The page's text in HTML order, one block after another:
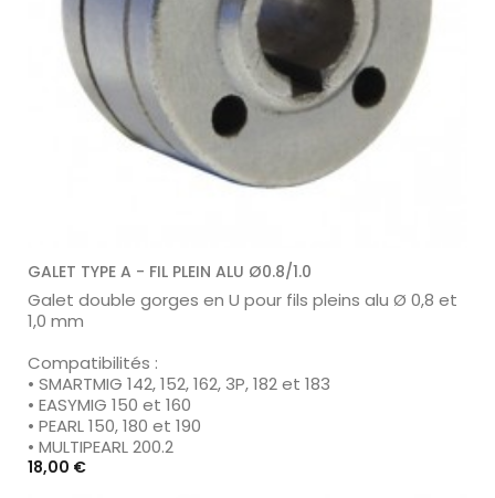
GALET TYPE A - FIL PLEIN ALU Ø0.8/1.0
Galet double gorges en U pour fils pleins alu Ø 0,8 et
1,0 mm
Compatibilités :
• SMARTMIG 142, 152, 162, 3P, 182 et 183
• EASYMIG 150 et 160
• PEARL 150, 180 et 190
• MULTIPEARL 200.2
Prix
18,00 €